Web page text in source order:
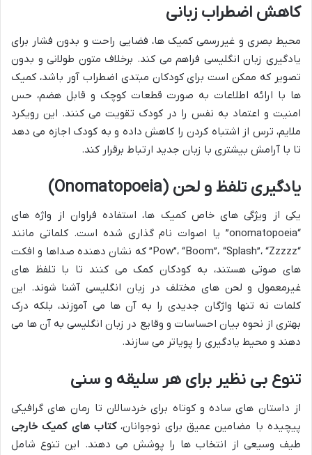
کاهش اضطراب زبانی
محیط بصری و غیررسمی کمیک ها، فضایی راحت و بدون فشار برای
یادگیری زبان انگلیسی فراهم می کند. برخلاف متون طولانی و بدون
تصویر که ممکن است برای کودکان مبتدی اضطراب آور باشد، کمیک
ها با ارائه اطلاعات به صورت قطعات کوچک و قابل هضم، حس
امنیت و اعتماد به نفس را در کودک تقویت می کنند. این رویکرد
ملایم، ترس از اشتباه کردن را کاهش داده و به کودک اجازه می دهد
تا با آرامش بیشتری با زبان جدید ارتباط برقرار کند.
یادگیری تلفظ و لحن (Onomatopoeia)
یکی از ویژگی های خاص کمیک ها، استفاده فراوان از واژه های
“onomatopoeia” یا اصوات نام گذاری شده است. کلماتی مانند
“Pow”، “Boom”، “Splash”، “Zzzzz” که نشان دهنده صداها و افکت
های صوتی هستند، به کودکان کمک می کنند تا با تلفظ های
غیرمعمول و لحن های مختلف در زبان انگلیسی آشنا شوند. این
کلمات نه تنها واژگان جدیدی را به آن ها می آموزند، بلکه درک
بهتری از نحوه بیان احساسات و وقایع در زبان انگلیسی به آن ها می
دهند و محیط یادگیری را پویاتر می سازند.
تنوع بی نظیر برای هر سلیقه و سنی
از داستان های ساده و کوتاه برای خردسالان تا رمان های گرافیکی
پیچیده با مضامین عمیق برای نوجوانان،کتاب های کمیک خارجی
طیف وسیعی از انتخاب ها را پوشش می دهند. این تنوع شامل